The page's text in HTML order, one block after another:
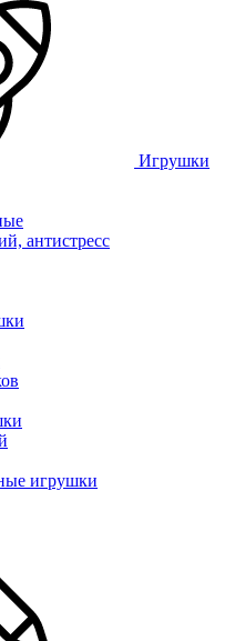
Игрушки
антистресс
игрушки